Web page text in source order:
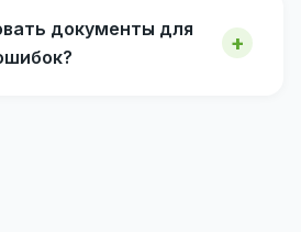
документы для